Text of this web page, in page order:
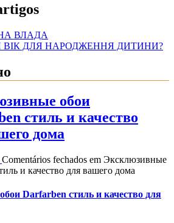
ВЛАДА
ДЛЯ НАРОДЖЕННЯ ДИТИНИ?
обои
стиль и качество
дома
Comentários fechados em Эксклюзивные
и качество для вашего дома
Darfarben стиль и качество для